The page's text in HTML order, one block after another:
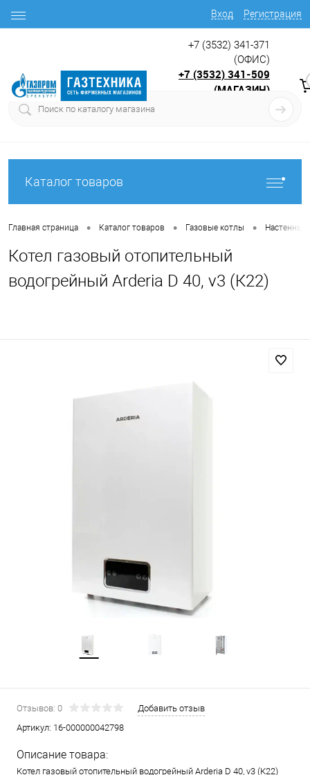
Вход Регистрация
+7 (3532) 341-371
(ОФИС)
+7 (3532) 341-509
(МАГАЗИН)
Каталог товаров
Главная страница • Каталог товаров • Газовые котлы • Настенные
Котел газовый отопительный
водогрейный Arderia D 40, v3 (К22)
Отзывов: 0
Добавить отзыв
Артикул: 16-000000042798
Описание товара:
Котел газовый отопительный водогрейный Arderia D 40, v3 (К22)